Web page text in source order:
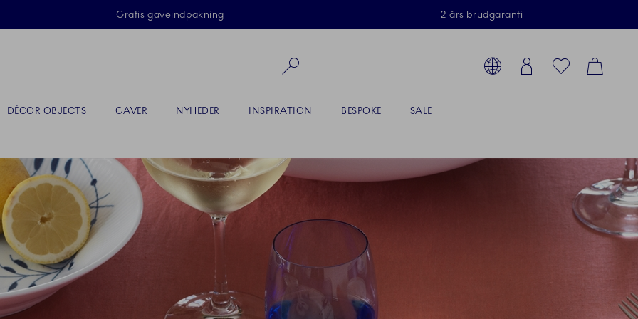
Skip Navigation
Gratis gaveindpakning 2 års brudgaranti
Toolbar
Country selector overlay
Login FavoritesCart
Søg produkter, stel, steldele...
DÉCOR OBJECTS GAVER NYHEDER INSPIRATION BESPOKE SALE